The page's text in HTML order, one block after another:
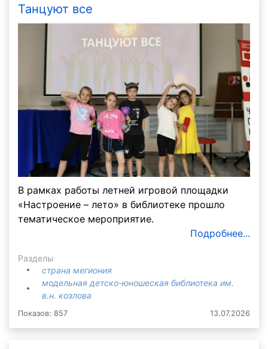
Танцуют все
В рамках работы летней игровой площадки
«Настроение – лето» в библиотеке прошло
тематическое мероприятие.
Подробнее...
Разделы
страна мегиония
модельная детско-юношеская библиотека им.
в.н. козлова
Показов: 857 13.07.2026